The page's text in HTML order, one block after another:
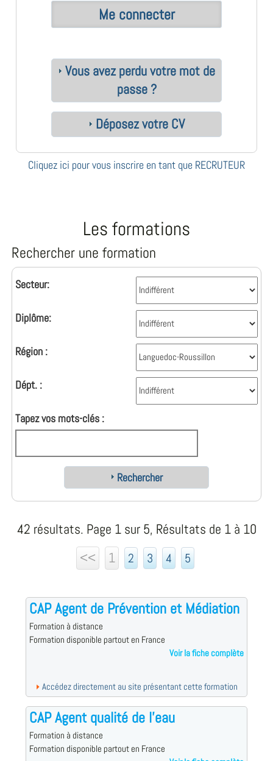
Vous avez perdu votre mot de
passe ?
Déposez votre CV
Cliquez ici pour vous inscrire en tant que RECRUTEUR
Les formations
Rechercher une formation
Secteur:
Diplôme:
Région :
Dépt. :
Tapez vos mots-clés :
Rechercher
42 résultats. Page 1 sur 5, Résultats de 1 à 10
<<
1 2 3 4 5
CAP Agent de Prévention et Médiation
Formation à distance
Formation disponible partout en France
Voir la fiche complète
Accédez directement au site présentant cette formation
CAP Agent qualité de l'eau
Formation à distance
Formation disponible partout en France